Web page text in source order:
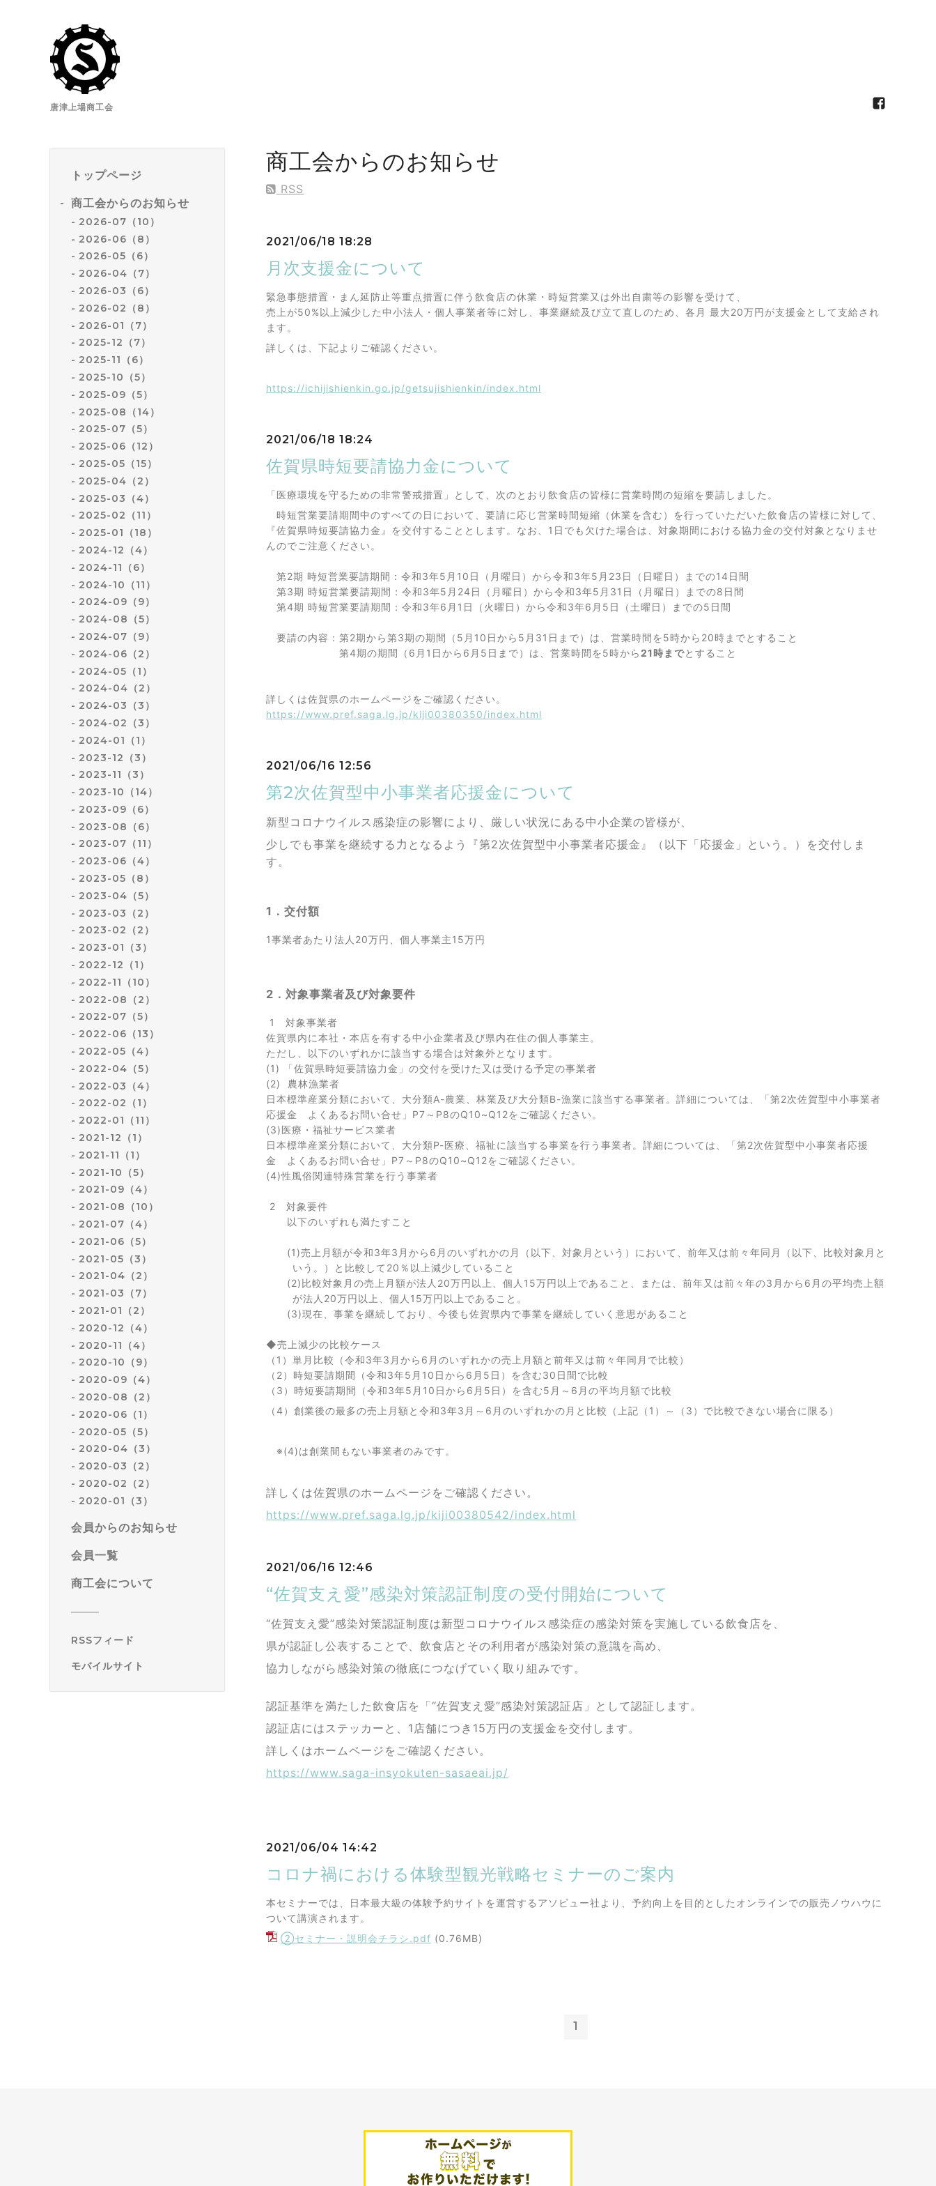
唐津上場商工会
トップページ
商工会からのお知らせ
2026-07（10）
2026-06（8）
2026-05（6）
2026-04（7）
2026-03（6）
2026-02（8）
2026-01（7）
2025-12（7）
2025-11（6）
2025-10（5）
2025-09（5）
2025-08（14）
2025-07（5）
2025-06（12）
2025-05（15）
2025-04（2）
2025-03（4）
2025-02（11）
2025-01（18）
2024-12（4）
2024-11（6）
2024-10（11）
2024-09（9）
2024-08（5）
2024-07（9）
2024-06（2）
2024-05（1）
2024-04（2）
2024-03（3）
2024-02（3）
2024-01（1）
2023-12（3）
2023-11（3）
2023-10（14）
2023-09（6）
2023-08（6）
2023-07（11）
2023-06（4）
2023-05（8）
2023-04（5）
2023-03（2）
2023-02（2）
2023-01（3）
2022-12（1）
2022-11（10）
2022-08（2）
2022-07（5）
2022-06（13）
2022-05（4）
2022-04（5）
2022-03（4）
2022-02（1）
2022-01（11）
2021-12（1）
2021-11（1）
2021-10（5）
2021-09（4）
2021-08（10）
2021-07（4）
2021-06（5）
2021-05（3）
2021-04（2）
2021-03（7）
2021-01（2）
2020-12（4）
2020-11（4）
2020-10（9）
2020-09（4）
2020-08（2）
2020-06（1）
2020-05（5）
2020-04（3）
2020-03（2）
2020-02（2）
2020-01（3）
会員からのお知らせ
会員一覧
商工会について
RSSフィード
モバイルサイト
商工会からのお知らせ
RSS
2021/06/18 18:28
月次支援金について
緊急事態措置・まん延防止等重点措置に伴う 飲食店の休業・時短営業 又は外出自粛等の影響を受けて、
売上が50%以上減少 した中小法人・個人事業者等に対し、 事業継続及び立て直しのため、 各月 最大20万円が支援金として支給され
ます。
詳しくは、下記よりご確認ください。
https://ichijishienkin.go.jp/getsujishienkin/index.html
2021/06/18 18:24
佐賀県時短要請協力金について
「医療環境を守るための非常警戒措置」として、次のとおり飲食店の皆様に営業時間の短縮を要請しました。
時短営業要請期間中のすべての日において、要請に応じ営業時間短縮（休業を含む）を行っていただいた飲食店の皆様に対して、
『佐賀県時短要請協力金』を交付することとします。なお、1日でも欠けた場合は、対象期間における協力金の交付対象となりませ
んのでご注意ください。
第2期 時短営業要請期間：令和3年5月10日（月曜日）から令和3年5月23日（日曜日）までの14日間
第3期 時短営業要請期間：令和3年5月24日（月曜日）から令和3年5月31日（月曜日）までの8日間
第4期 時短営業要請期間：令和3年6月1日（火曜日）から令和3年6月5日（土曜日）までの5日間
要請の内容：第2期から第3期の期間（5月10日から5月31日まで）は、営業時間を5時から20時までとすること
第4期の期間（6月1日から6月5日まで）は、営業時間を5時から21時までとすること
詳しくは佐賀県のホームページをご確認ください。
https://www.pref.saga.lg.jp/kiji00380350/index.html
2021/06/16 12:56
第2次佐賀型中小事業者応援金について
新型コロナウイルス感染症の影響により、厳しい状況にある中小企業の皆様が、
少しでも事業を継続する力となるよう『第2次佐賀型中小事業者応援金』（以下「応援金」という。）を交付しま
す。
1．交付額
1事業者あたり法人20万円、個人事業主15万円
2．対象事業者及び対象要件
1 対象事業者
佐賀県内に本社・本店を有する中小企業者及び県内在住の個人事業主。
ただし、以下のいずれかに該当する場合は対象外となります。
(1) 「佐賀県時短要請協力金」の交付を受けた又は受ける予定の事業者
(2) 農林漁業者
日本標準産業分類において、大分類A-農業、林業及び大分類B-漁業に該当する事業者。詳細については、「第2次佐賀型中小事業者
応援金 よくあるお問い合せ」P7～P8のQ10~Q12をご確認ください。
(3)医療・福祉サービス業者
日本標準産業分類において、大分類P-医療、福祉に該当する事業を行う事業者。詳細については、「第2次佐賀型中小事業者応援
金 よくあるお問い合せ」P7～P8のQ10~Q12をご確認ください。
(4)性風俗関連特殊営業を行う事業者
2 対象要件
以下のいずれも満たすこと
(1)売上月額が令和3年3月から6月のいずれかの月（以下、対象月という）において、前年又は前々年同月（以下、比較対象月と
いう。）と比較して20％以上減少していること
(2)比較対象月の売上月額が法人20万円以上、個人15万円以上であること、または、前年又は前々年の3月から6月の平均売上額
が法人20万円以上、個人15万円以上であること。
(3)現在、事業を継続しており、今後も佐賀県内で事業を継続していく意思があること
◆売上減少の比較ケース
（1）単月比較（令和3年3月から6月のいずれかの売上月額と前年又は前々年同月で比較）
（2）時短要請期間（令和3年5月10日から6月5日）を含む30日間で比較
（3）時短要請期間（令和3年5月10日から6月5日）を含む5月～6月の平均月額で比較
（4）創業後の最多の売上月額と令和3年3月～6月のいずれかの月と比較（上記（1）～（3）で比較できない場合に限る）
※(4)は創業間もない事業者のみです。
詳しくは佐賀県のホームページをご確認ください。
https://www.pref.saga.lg.jp/kiji00380542/index.html
2021/06/16 12:46
“佐賀支え愛”感染対策認証制度の受付開始について
“佐賀支え愛”感染対策認証制度は新型コロナウイルス感染症の感染対策を実施している飲食店を、
県が認証し公表することで、飲食店とその利用者が感染対策の意識を高め、
協力しながら感染対策の徹底につなげていく取り組みです。
認証基準を満たした飲食店を「“佐賀支え愛”感染対策認証店」として認証します。
認証店にはステッカーと、1店舗につき15万円の支援金を交付します。
詳しくはホームページをご確認ください。
https://www.saga-insyokuten-sasaeai.jp/
2021/06/04 14:42
コロナ禍における体験型観光戦略セミナーのご案内
本セミナーでは、日本最大級の体験予約サイトを運営するアソビュー社より、予約向上を目的としたオンラインでの販売ノウハウに
ついて講演されます。
②セミナー・説明会チラシ.pdf (0.76MB)
1